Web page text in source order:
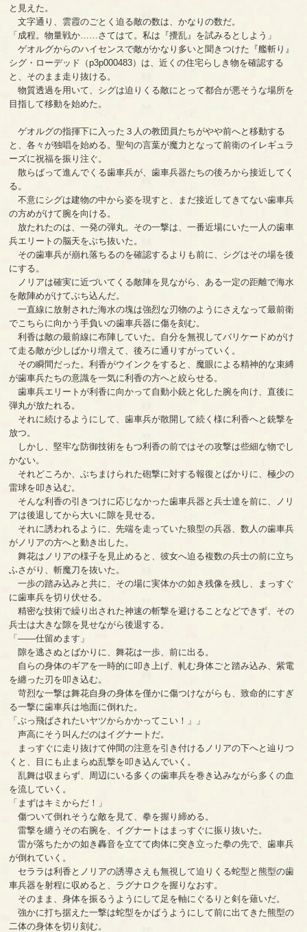
と見えた。
文字通り、雲霞のごとく迫る敵の数は、かなりの数だ。
「成程。物量戦か……さてはて。私は『攪乱』を試みるとしよう」
ゲオルグからのハイセンスで敵がかなり多いと聞きつけた『艦斬り』
シグ・ローデッド（p3p000483）は、近くの住宅らしき物を確認する
と、そのまま走り抜ける。
物質透過を用いて、シグは迫りくる敵にとって都合が悪そうな場所を
目指して移動を始めた。
ゲオルグの指揮下に入った３人の教団員たちがやや前へと移動する
と、各々が独唱を始める。聖句の言葉が魔力となって前衛のイレギュラ
ーズに祝福を振り注ぐ。
散らばって進んでくる歯車兵が、歯車兵器たちの後ろから接近してく
る。
不意にシグは建物の中から姿を現すと、まだ接近してきてない歯車兵
の方めがけて腕を向ける。
放たれたのは、一発の弾丸。その一撃は、一番近場にいた一人の歯車
兵エリートの脳天をぶち抜いた。
その歯車兵が崩れ落ちるのを確認するよりも前に、シグはその場を後
にする。
ノリアは確実に近づいてくる敵陣を見ながら、ある一定の距離で海水
を敵陣めがけてぶち込んだ。
一直線に放射された海水の塊は強烈な刃物のようにさえなって最前衛
でこちらに向かう手負いの歯車兵器に傷を刻む。
利香は敵の最前線に布陣していた。自分を無視してバリケードめがけ
て走る敵が少しばかり増えて、後ろに通りすがっていく。
その瞬間だった。利香がウインクをすると、魔眼による精神的な束縛
が歯車兵たちの意識を一気に利香の方へと絞らせる。
歯車兵エリートが利香に向かって自動小銃と化した腕を向け、直後に
弾丸が放たれる。
それに続けるようにして、歯車兵が散開して続く様に利香へと銃撃を
放つ。
しかし、堅牢な防御技術をもつ利香の前ではその攻撃は些細な物でし
かない。
それどころか、ぶちまけられた砲撃に対する報復とばかりに、極少の
雷球を叩き込む。
そんな利香の引きつけに応じなかった歯車兵器と兵士達を前に、ノリ
アは後退してから大いに隙を見せる。
それに誘われるように、先端を走っていた狼型の兵器、数人の歯車兵
がノリアの方へと動き出した。
舞花はノリアの様子を見止めると、彼女へ迫る複数の兵士の前に立ち
ふさがり、斬魔刀を抜いた。
一歩の踏み込みと共に、その場に実体かの如き残像を残し、まっすぐ
に歯車兵を切り伏せる。
精密な技術で繰り出された神速の斬撃を避けることなどできず、その
兵士は大きな隙を見せながら後退する。
「――仕留めます」
隙を逃さぬとばかりに、舞花は一歩、前に出る。
自らの身体のギアを一時的に叩き上げ、軋む身体ごと踏み込み、紫電
を纏った刃を叩き込む。
苛烈な一撃は舞花自身の身体を僅かに傷つけながらも、致命的にすぎ
る一撃に歯車兵は地面に倒れた。
「ぶっ飛ばされたいヤツからかかってこい！」」
声高にそう叫んだのはイグナートだ。
まっすぐに走り抜けて仲間の注意を引き付けるノリアの下へと辿りつ
くと、目にも止まらぬ乱撃を叩き込んでいく。
乱舞は収まらず、周辺にいる多くの歯車兵を巻き込みながら多くの血
を流していく。
「まずはキミからだ！」
傷ついて倒れそうな敵を見て、拳を握り締める。
雷撃を纏うその右腕を、イグナートはまっすぐに振り抜いた。
雷が落ちたかの如き轟音を立てて肉体に突き立った拳の先で、歯車兵
が倒れていく。
セララは利香とノリアの誘導さえも無視して迫りくる蛇型と熊型の歯
車兵器を射程に収めると、ラグナロクを握りなおす。
そのまま、身体を振るうようにして足を軸にぐるりと剣を薙いだ。
強かに打ち据えた一撃は蛇型をかばうようにして前に出てきた熊型の
二体の身体を切り刻む。